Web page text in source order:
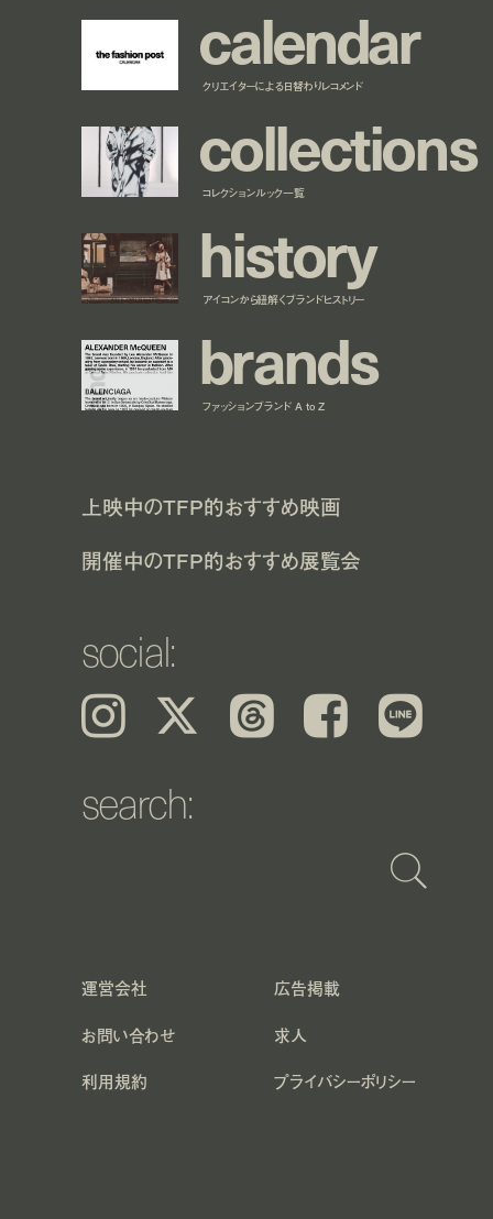
calendar
クリエイターによる日替わりレコメンド
collections
コレクションルック一覧
history
アイコンから紐解くブランドヒストリー
brands
ファッションブランド A to Z
上映中のTFP的おすすめ映画
開催中のTFP的おすすめ展覧会
social:
Instagram 𝕏 Threads Facebook LINE
search:
運営会社
広告掲載
お問い合わせ
求人
利用規約 プライバシーポリシー